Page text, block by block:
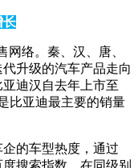
长
网络。秦、汉、唐、
升级的汽车产品走向
迪汉自去年上市至
比亚迪最主要的销量
的车型热度，通过
搜索指数，在同级别